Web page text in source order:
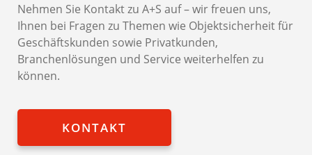
Nehmen Sie Kontakt zu A+S auf – wir freuen uns,
Ihnen bei Fragen zu Themen wie Objektsicherheit für
Geschäftskunden sowie Privatkunden,
Branchenlösungen und Service weiterhelfen zu
können.
KONTAKT